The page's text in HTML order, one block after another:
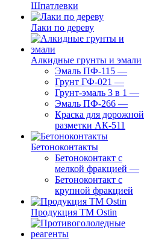
Шпатлевки
Лаки по дереву
Алкидные грунты и эмали
Эмаль ПФ-115 —
Грунт ГФ-021 —
Грунт-эмаль 3 в 1 —
Эмаль ПФ-266 —
Краска для дорожной
разметки АК-511
Бетоноконтакты
Бетоноконтакт с
мелкой фракцией —
Бетоноконтакт с
крупной фракцией
Продукция ТМ Ostin